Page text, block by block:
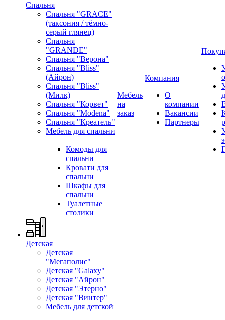
Спальня
Спальня "GRACE"
(таксония / тёмно-
серый глянец)
Спальня
"GRANDE"
Спальня "Верона"
Спальня "Bliss"
(Айрон)
Спальня "Bliss"
(Милк)
Спальня "Корвет"
Спальня "Modena"
Спальня "Креатель"
Мебель для спальни
Комоды для
спальни
Кровати для
спальни
Шкафы для
спальни
Туалетные
столики
Детская
Детская
"Мегаполис"
Детская "Galaxy"
Детская "Айрон"
Детская "Этерно"
Детская "Винтер"
Мебель для детской
Мебель
на
заказ
Компания
О
компании
Вакансии
Партнеры